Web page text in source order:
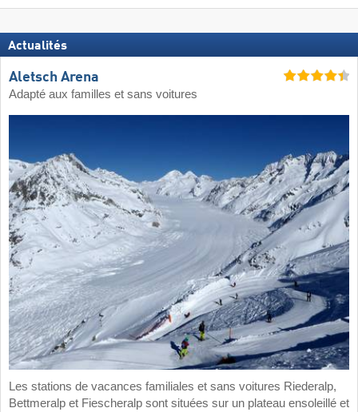
Actualités
Aletsch Arena
Adapté aux familles et sans voitures
Les stations de vacances familiales et sans voitures Riederalp,
Bettmeralp et Fiescheralp sont situées sur un plateau ensoleillé et